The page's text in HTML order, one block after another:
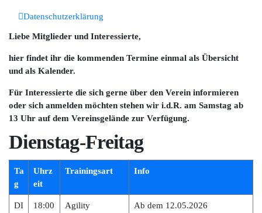
Datenschutzerklärung
Liebe Mitglieder und Interessierte,
hier findet ihr die kommenden Termine einmal als Übersicht
und als Kalender.
Für Interessierte die sich gerne über den Verein informieren
oder sich anmelden möchten stehen wir i.d.R. am Samstag ab
13 Uhr auf dem Vereinsgelände zur Verfügung.
Dienstag-Freitag
Ta
g
Uhrz
eit
Trainingsart Info
DI
18:00
Agility Ab dem 12.05.2026